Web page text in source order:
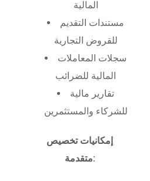
المالية
مستندات التقديم
للقروض التجارية
سجلات المعاملات
المالية للضرائب
تقارير مالية
للشركاء والمستثمرين
إمكانيات تخصيص
متقدمة: